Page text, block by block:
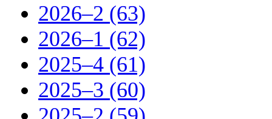
2026–2 (63)
2026–1 (62)
2025–4 (61)
2025–3 (60)